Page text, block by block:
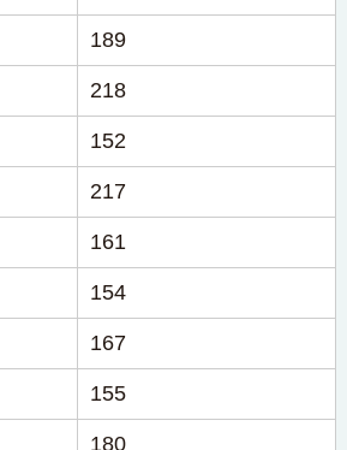
189
218
152
217
161
154
167
155
180